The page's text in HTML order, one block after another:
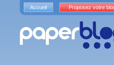
Accueil Proposez votre